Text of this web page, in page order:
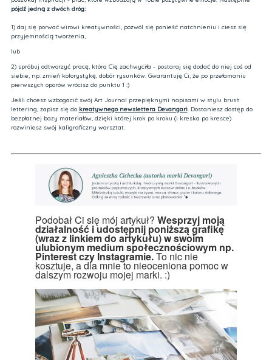
pójdź jedną z dwóch dróg:
1) daj się porwać wirowi kreatywności, pozwól się ponieść natchnieniu i ciesz się
przyjemnością tworzenia,
lub
2) spróbuj odtworzyć pracę, która Cię zachwyciła - postaraj się dodać do niej coś od
siebie, np. zmień kolorystykę, dobór rysunków. Gwarantuję Ci, że po przełamaniu
pierwszych oporów wrócisz do punktu 1 :)
Jeśli chcesz wzbogacić swój Art Journal przepięknymi napisami w stylu brush
lettering, zapisz się do kreatywnego newslettera Devangari. Dostaniesz dostęp do
bezpłatnej bazy materiałów, dzięki której krok po kroku (i kreska po kresce)
rozwiniesz swój kaligraficzny warsztat.
Podobał Ci się mój artykuł? Wesprzyj moją
działalność i udostępnij poniższą grafikę
(wraz z linkiem do artykułu) w swoim
ulubionym medium społecznościowym np.
Pinterest czy Instagramie.To nic nie
kosztuje, a dla mnie to nieoceniona pomoc w
dalszym rozwoju mojej marki. :)